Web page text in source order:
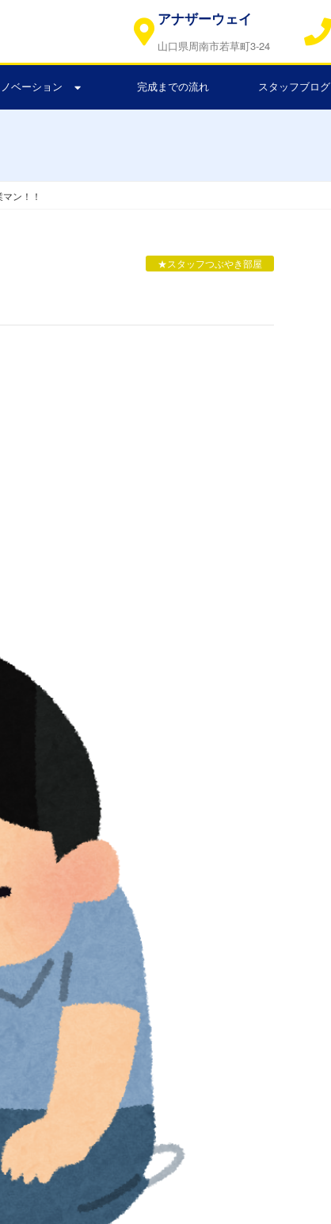
アナザーウェイ
山口県周南市若草町3-24
ベーション 完成までの流れ スタッフブログ
ン！！
★スタッフつぶやき部屋